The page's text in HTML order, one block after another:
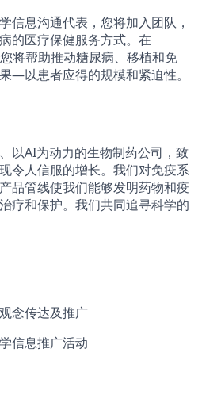
信息沟通代表，您将加入团队，
的医疗保健服务方式。在
将帮助推动糖尿病、移植和免
—以患者应得的规模和紧迫性。
以AI为动力的生物制药公司，致
令人信服的增长。我们对免疫系
品管线使我们能够发明药物和疫
疗和保护。我们共同追寻科学的
念传达及推广
信息推广活动